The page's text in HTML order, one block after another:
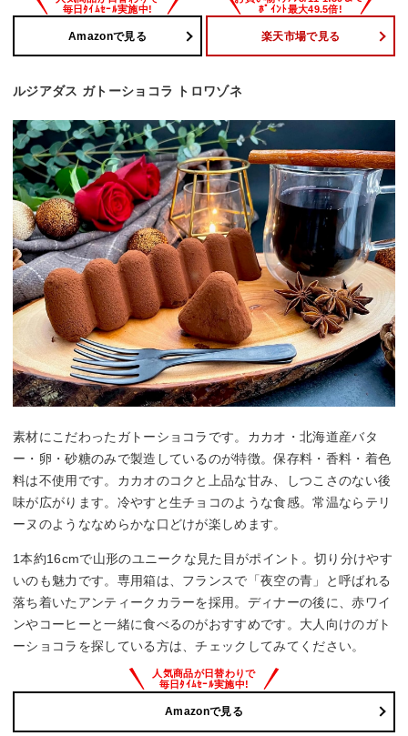
Amazonで見る 楽天市場で見る
ルジアダス ガトーショコラ トロワゾネ
素材にこだわったガトーショコラです。カカオ・北海道産バタ
ー・卵・砂糖のみで製造しているのが特徴。保存料・香料・着色
料は不使用です。カカオのコクと上品な甘み、しつこさのない後
味が広がります。冷やすと生チョコのような食感。常温ならテリ
ーヌのようななめらかな口どけが楽しめます。
1本約16cmで山形のユニークな見た目がポイント。切り分けやす
いのも魅力です。専用箱は、フランスで「夜空の青」と呼ばれる
落ち着いたアンティークカラーを採用。ディナーの後に、赤ワイ
ンやコーヒーと一緒に食べるのがおすすめです。大人向けのガト
ーショコラを探している方は、チェックしてみてください。
Amazonで見る